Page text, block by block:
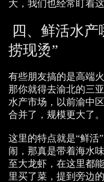
大，我们也经常盯着
四、鲜活水
捞现烫”
有些朋友搞的是高端
那你就得去渝北的三
水产市场，以前渝中
合并了，规模更大了。
这里的特点就是“鲜活
闹，那真是带着海水
至大龙虾，在这里都
里买了菜，提到旁边